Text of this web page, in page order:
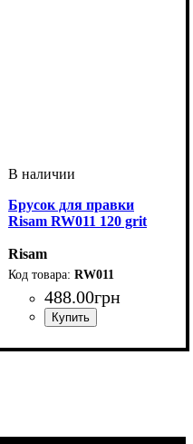
Брусок для правки
Risam RW011 120 grit
Risam
RW011
488.00грн